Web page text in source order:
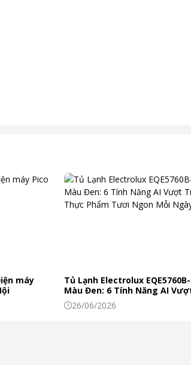
độ này, máy sẽ vận hành ở công suất tối đa,
máy
Tủ Lạnh Electrolux
Màu Đen: 6 Tính Năng AI
Khiến Thực Phẩm Tươi Ngon
26/06/2026